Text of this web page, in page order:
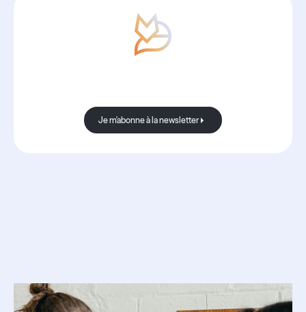
Je m'abonne à la newsletter
Je m'abonne à la newsletter